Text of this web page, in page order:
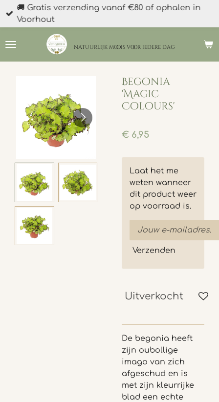
Ga
direct
de
natuurlijk moois voor iedere dag
🚚 Gratis verzending vanaf €80 of ophalen in
Voorhout
Begonia
'Magic
Colours'
€ 6,95
Laat het me
weten wanneer
dit product weer
op voorraad is.
Verzenden
Uitverkocht
De begonia heeft
zijn oubollige
imago van zich
afgeschud en is
met zijn kleurrijke
blad een echte